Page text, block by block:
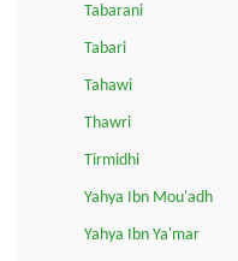
Tabarani
Tabari
Tahawi
Thawri
Tirmidhi
Yahya Ibn Mou'adh
Yahya Ibn Ya'mar